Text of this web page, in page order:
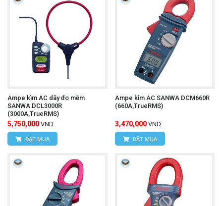
Ampe kìm AC dây đo mềm
SANWA DCL3000R
(3000A,TrueRMS)
5,750,000 VND
ĐẶT MUA
Ampe kìm AC SANWA DCM660R
(660A,TrueRMS)
3,470,000 VND
ĐẶT MUA